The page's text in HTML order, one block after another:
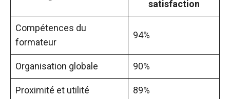
satisfaction
Compétences du
formateur
94%
Organisation globale 90%
Proximité et utilité 89%